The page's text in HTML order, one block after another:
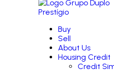
Buy
Sell
About Us
Housing Credit
Credit